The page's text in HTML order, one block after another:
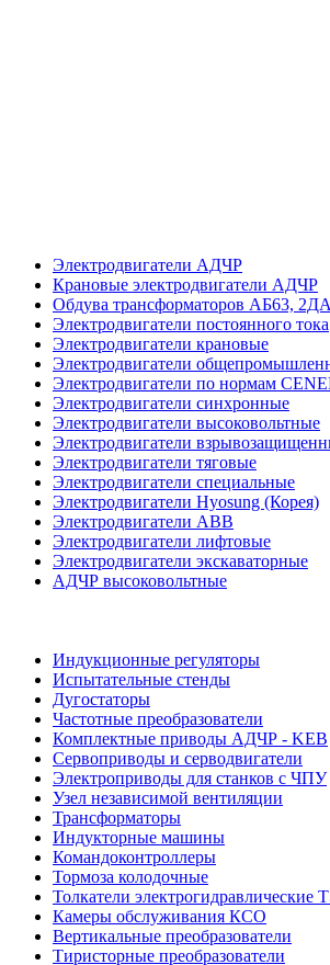
Электродвигатели АДЧР
Крановые электродвигатели АДЧР
Обдува трансформаторов АБ63,
Электродвигатели постоянного тока
Электродвигатели крановые
Электродвигатели
Электродвигатели по нормам
Электродвигатели синхронные
Электродвигатели высоковольтные
Электродвигатели
Электродвигатели тяговые
Электродвигатели специальные
Электродвигатели Hyosung (Корея)
Электродвигатели ABB
Электродвигатели лифтовые
Электродвигатели экскаваторные
АДЧР высоковольтные
Индукционные регуляторы
Испытательные стенды
Дугостаторы
Частотные преобразователи
Комплектные приводы АДЧР - KEB
Сервоприводы и серводвигатели
Электроприводы для станков с ЧПУ
Узел независимой вентиляции
Трансформаторы
Индукторные машины
Командоконтроллеры
Тормоза колодочные
Толкатели электрогидравлические
Камеры обслуживания КСО
Вертикальные преобразователи
Тиристорные преобразователи